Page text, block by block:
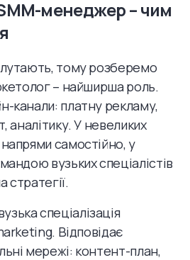
менеджер – чим
тому розберемо
– найширша роль.
канали: платну рекламу,
аналітику. У невеликих
самостійно, у
вузьких спеціалістів
стратегії.
спеціалізація
Відповідає
мережі: контент-план,